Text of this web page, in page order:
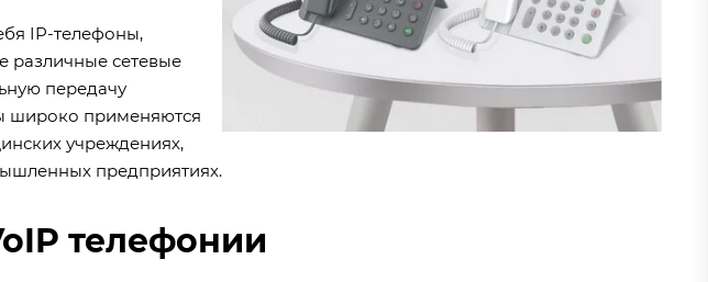
IP-телефоны,
различные сетевые
передачу
широко применяются
учреждениях,
предприятиях.
телефонии